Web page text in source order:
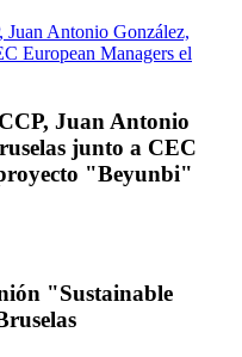
Juan Antonio
junto a CEC
"Beyunbi"
"Sustainable